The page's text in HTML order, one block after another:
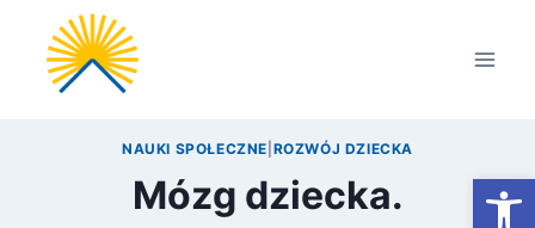
Przejdź
treści
NAUKI SPOŁECZNE ROZWÓJ DZIECKA
Mózg dziecka.